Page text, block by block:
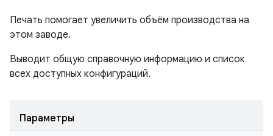
Печать помогает увеличить объём производства на
этом заводе.
Выводит общую справочную информацию и список
всех доступных конфигураций.
Параметры